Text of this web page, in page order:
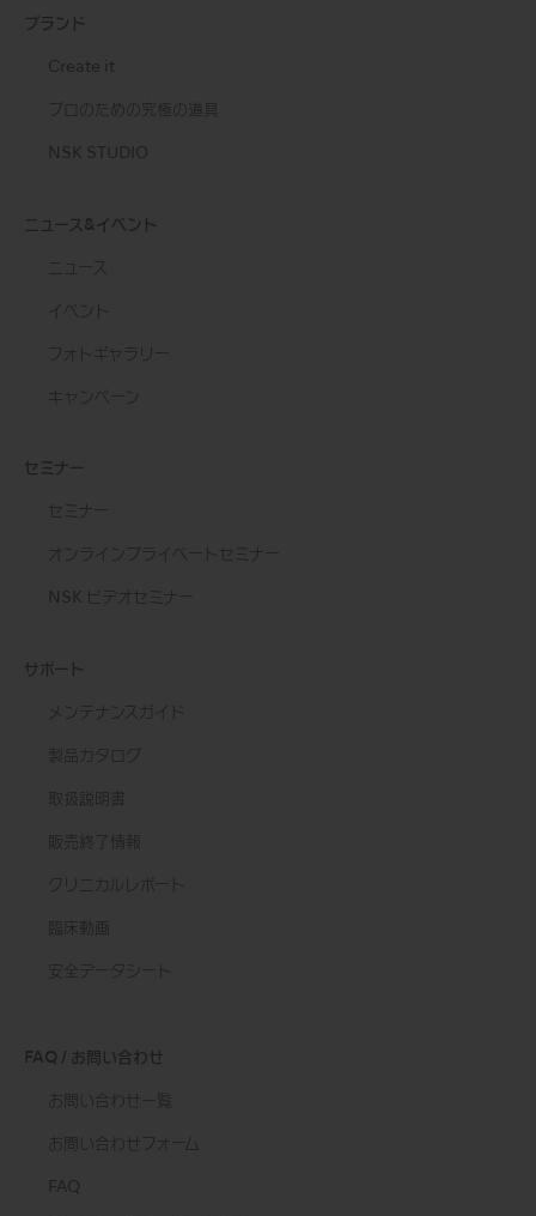
ブランド
Create it
プロのための究極の道具
NSK STUDIO
ニュース&イベント
ニュース
イベント
フォトギャラリー
キャンペーン
セミナー
セミナー
オンラインプライベートセミナー
NSK ビデオセミナー
サポート
メンテナンスガイド
製品カタログ
取扱説明書
販売終了情報
クリニカルレポート
臨床動画
安全データシート
FAQ / お問い合わせ
お問い合わせ一覧
お問い合わせフォーム
FAQ